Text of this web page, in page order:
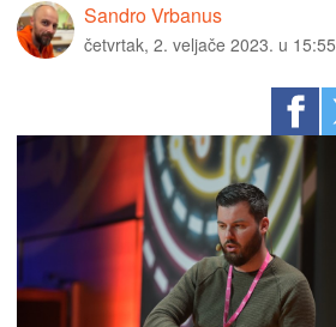
Sandro Vrbanus
četvrtak, 2. veljače 2023. u 15:55